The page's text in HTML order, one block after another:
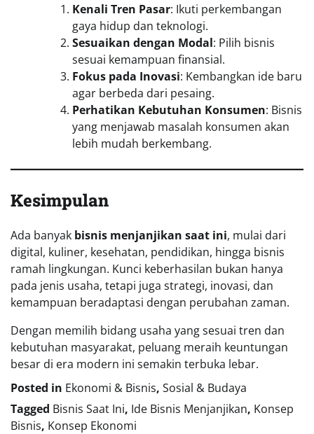
Kenali Tren Pasar: Ikuti perkembangan
gaya hidup dan teknologi.
Sesuaikan dengan Modal: Pilih bisnis
sesuai kemampuan finansial.
Fokus pada Inovasi: Kembangkan ide baru
agar berbeda dari pesaing.
Perhatikan Kebutuhan Konsumen: Bisnis
yang menjawab masalah konsumen akan
lebih mudah berkembang.
Kesimpulan
Ada banyak bisnis menjanjikan saat ini, mulai dari
digital, kuliner, kesehatan, pendidikan, hingga bisnis
ramah lingkungan. Kunci keberhasilan bukan hanya
pada jenis usaha, tetapi juga strategi, inovasi, dan
kemampuan beradaptasi dengan perubahan zaman.
Dengan memilih bidang usaha yang sesuai tren dan
kebutuhan masyarakat, peluang meraih keuntungan
besar di era modern ini semakin terbuka lebar.
Posted in Ekonomi & Bisnis, Sosial & Budaya
Tagged Bisnis Saat Ini, Ide Bisnis Menjanjikan, Konsep
Bisnis, Konsep Ekonomi